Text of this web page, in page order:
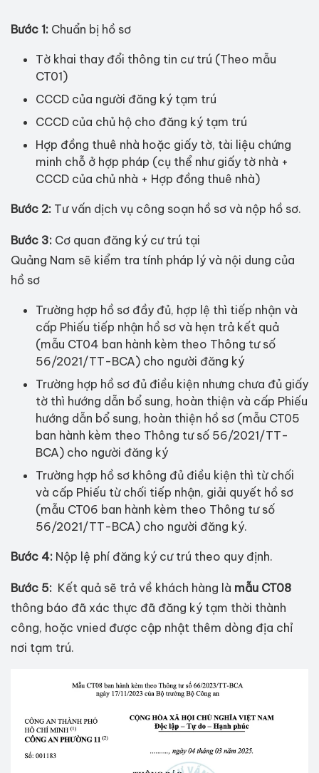
Bước 1: Chuẩn bị hồ sơ
Tờ khai thay đổi thông tin cư trú (Theo mẫu
CT01)
CCCD của người đăng ký tạm trú
CCCD của chủ hộ cho đăng ký tạm trú
Hợp đồng thuê nhà hoặc giấy tờ, tài liệu chứng
minh chỗ ở hợp pháp (cụ thể như giấy tờ nhà +
CCCD của chủ nhà + Hợp đồng thuê nhà)
Bước 2: Tư vấn dịch vụ công soạn hồ sơ và nộp hồ sơ.
Bước 3: Cơ quan đăng ký cư trú tại
Quảng Nam sẽ kiểm tra tính pháp lý và nội dung của
hồ sơ
Trường hợp hồ sơ đầy đủ, hợp lệ thì tiếp nhận và
cấp Phiếu tiếp nhận hồ sơ và hẹn trả kết quả
(mẫu CT04 ban hành kèm theo Thông tư số
56/2021/TT-BCA) cho người đăng ký
Trường hợp hồ sơ đủ điều kiện nhưng chưa đủ giấy
tờ thì hướng dẫn bổ sung, hoàn thiện và cấp Phiếu
hướng dẫn bổ sung, hoàn thiện hồ sơ (mẫu CT05
ban hành kèm theo Thông tư số 56/2021/TT-
BCA) cho người đăng ký
Trường hợp hồ sơ không đủ điều kiện thì từ chối
và cấp Phiếu từ chối tiếp nhận, giải quyết hồ sơ
(mẫu CT06 ban hành kèm theo Thông tư số
56/2021/TT-BCA) cho người đăng ký.
Bước 4: Nộp lệ phí đăng ký cư trú theo quy định.
Bước 5: Kết quả sẽ trả về khách hàng là mẫu CT08
thông báo đã xác thực đã đăng ký tạm thời thành
công, hoặc vnied được cập nhật thêm dòng địa chỉ
nơi tạm trú.